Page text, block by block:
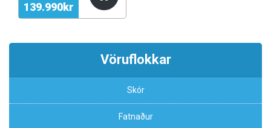
139.990kr
Vöruflokkar
Skór
Fatnaður